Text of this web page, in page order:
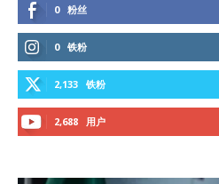
0 粉丝
0 铁粉
2,133 铁粉
2,688 用户